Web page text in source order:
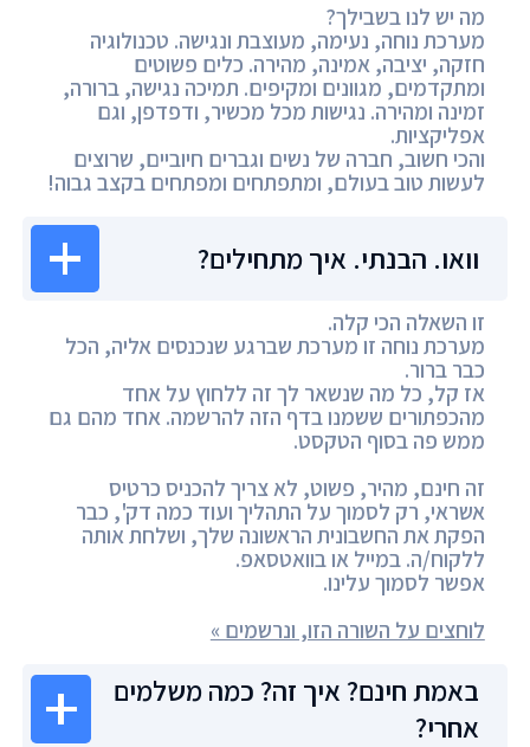
מה יש לנו בשבילך?
מערכת נוחה, נעימה, מעוצבת ונגישה. טכנולוגיה
חזקה, יציבה, אמינה, מהירה. כלים פשוטים
ומתקדמים, מגוונים ומקיפים. תמיכה נגישה, ברורה,
זמינה ומהירה. נגישות מכל מכשיר, ודפדפן, וגם
אפליקציות.
והכי חשוב, חברה של נשים וגברים חיוביים, שרוצים
לעשות טוב בעולם, ומתפתחים ומפתחים בקצב גבוה!
וואו. הבנתי. איך מתחילים?
זו השאלה הכי קלה.
מערכת נוחה זו מערכת שברגע שנכנסים אליה, הכל
כבר ברור.
אז קל, כל מה שנשאר לך זה ללחוץ על אחד
מהכפתורים ששמנו בדף הזה להרשמה. אחד מהם גם
ממש פה בסוף הטקסט.
זה חינם, מהיר, פשוט, לא צריך להכניס כרטיס
אשראי, רק לסמוך על התהליך ועוד כמה דק', כבר
הפקת את החשבונית הראשונה שלך, ושלחת אותה
ללקוח/ה. במייל או בוואטסאפ.
אפשר לסמוך עלינו.
לוחצים על השורה הזו, ונרשמים »
באמת חינם? איך זה? כמה משלמים
אחרי?